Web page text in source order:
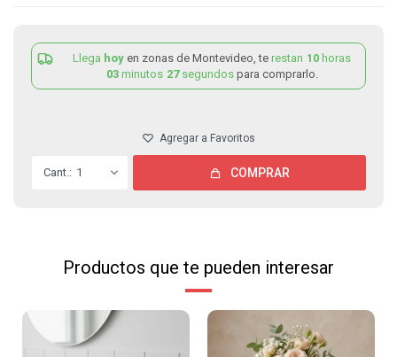
Llega hoy en zonas de Montevideo, te restan 10 horas
03 minutos 27segundos para comprarlo.
1 COMPRAR
Productos que te pueden interesar